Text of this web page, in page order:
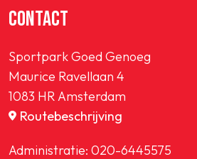
CONTACT
Sportpark Goed Genoeg
Maurice Ravellaan 4
1083 HR Amsterdam
Routebeschrijving
Administratie: 020-6445575